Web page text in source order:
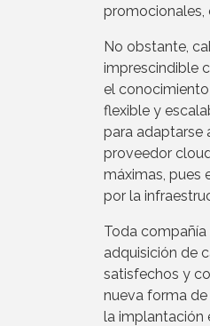
promocionales,
No obstante,
imprescindible
el
flexible y
para adaptarse
proveedor
máximas, pues
por la
Toda
adquisición de
satisfechos y
nueva forma
la implantación